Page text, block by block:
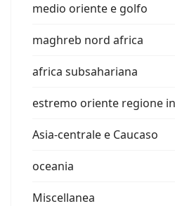
medio oriente e golfo
maghreb nord africa
africa subsahariana
estremo oriente regione
Asia-centrale e Caucaso
oceania
Miscellanea